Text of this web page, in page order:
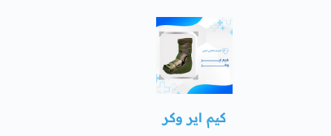
كيم اير وكر